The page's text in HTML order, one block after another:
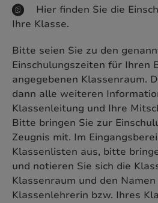
Hier finden Sie die
Ihre Klasse.
Bitte seien Sie zu den
Einschulungszeiten für Ihren
angegebenen Klassenraum.
dann alle weiteren
Klassenleitung und Ihre
Bitte bringen Sie zur
Zeugnis mit. Im
Klassenlisten aus, bitte
und notieren Sie sich die
Klassenraum und den
Klassenlehrerin bzw. Ihres